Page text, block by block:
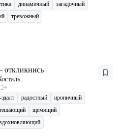
динамичный
загадочный
тревожный
откликнись
радостный
ироничный
щемящий